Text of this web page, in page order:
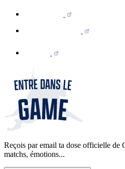
Reçois par email ta dose officielle de
matchs, émotions...